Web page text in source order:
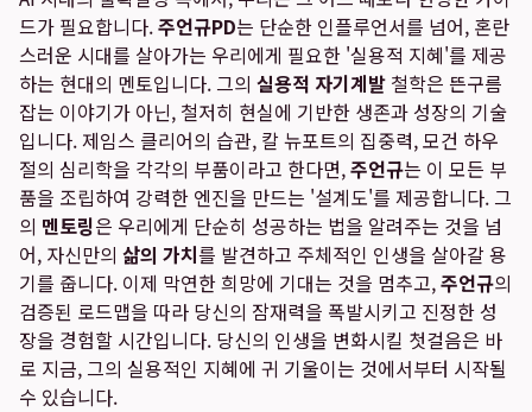
드가 필요합니다.주언규PD는 단순한 인플루언서를 넘어, 혼란
스러운 시대를 살아가는 우리에게 필요한 '실용적 지혜'를 제공
하는 현대의 멘토입니다. 그의 실용적 자기계발 철학은 뜬구름
잡는 이야기가 아닌, 철저히 현실에 기반한 생존과 성장의 기술
입니다. 제임스 클리어의 습관, 칼 뉴포트의 집중력, 모건 하우
절의 심리학을 각각의 부품이라고 한다면,주언규는 이 모든 부
품을 조립하여 강력한 엔진을 만드는 '설계도'를 제공합니다. 그
의 멘토링은 우리에게 단순히 성공하는 법을 알려주는 것을 넘
어, 자신만의 삶의 가치를 발견하고 주체적인 인생을 살아갈 용
기를 줍니다. 이제 막연한 희망에 기대는 것을 멈추고,주언규의
검증된 로드맵을 따라 당신의 잠재력을 폭발시키고 진정한 성
장을 경험할 시간입니다. 당신의 인생을 변화시킬 첫걸음은 바
로 지금, 그의 실용적인 지혜에 귀 기울이는 것에서부터 시작될
수 있습니다.